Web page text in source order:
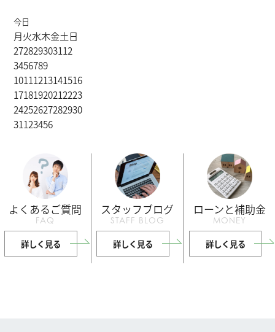
今日
月火水木金土日
272829303112
3456789
10111213141516
17181920212223
24252627282930
31123456
よくあるご質問
FAQ
詳しく見る
スタッフブログ
STAFF BLOG
詳しく見る
ローンと補助金
MONEY
詳しく見る